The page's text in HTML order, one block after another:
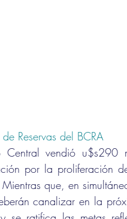
Reservas del BCRA
Central vendió
por la proliferación
que, en
canalizar en la